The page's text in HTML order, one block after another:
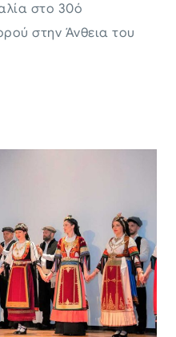
στο 30ό
στην Άνθεια του